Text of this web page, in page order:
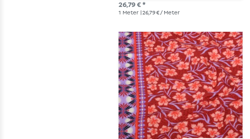
26,79 € *
1 Meter | 26,79 € / Meter